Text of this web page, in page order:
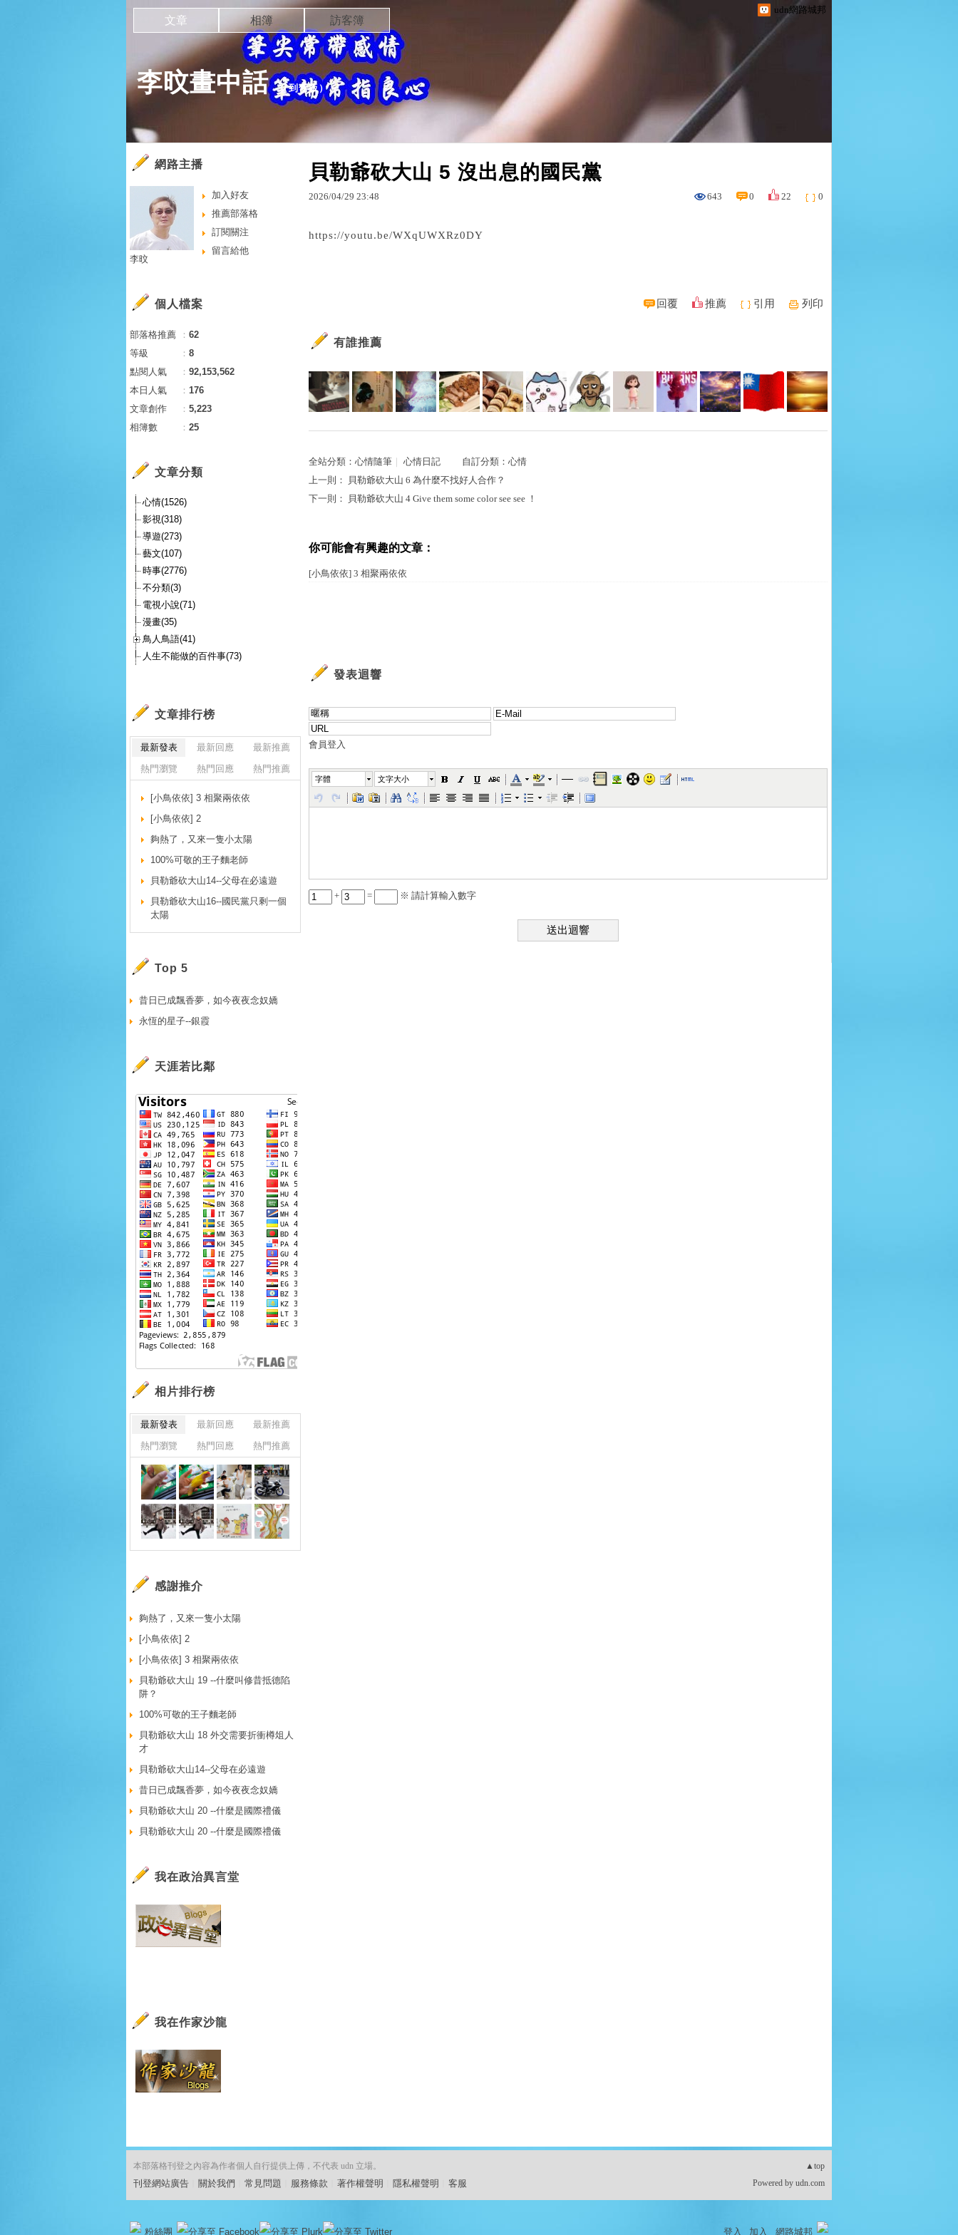
udn網路城邦
李旼畫中話（到舊版）
文章 相簿 訪客簿
貝勒爺砍大山 5 沒出息的國民黨
2026/04/29 23:48 643 0 22 0
https://youtu.be/WXqUWXRz0DY
回覆 推薦 引用 列印
有誰推薦
全站分類： 心情隨筆 心情日記 自訂分類： 心情
上一則：
貝勒爺砍大山 6 為什麼不找好人合作？
下一則：
貝勒爺砍大山 4 Give them some color see see ！
你可能會有興趣的文章：
[小鳥依依] 3 相聚兩依依
發表迴響
會員登入
字體 文字大小
+ = ※ 請計算輸入數字
送出迴響
網路主播
加入好友
推薦部落格
訂閱關注
留言給他
李旼
個人檔案
部落格推薦 ： 62
等級
： 8
點閱人氣
： 92,153,562
本日人氣
： 176
文章創作
： 5,223
相簿數
： 25
文章分類
心情(1526)
影視(318)
導遊(273)
藝文(107)
時事(2776)
不分類(3)
電視小說(71)
漫畫(35)
鳥人鳥語(41)
人生不能做的百件事(73)
文章排行榜
最新發表 最新回應
最新推薦
熱門瀏覽
熱門回應 熱門推薦
[小鳥依依] 3 相聚兩依依
[小鳥依依] 2
夠熱了，又來一隻小太陽
100%可敬的王子麵老師
貝勒爺砍大山14--父母在必遠遊
貝勒爺砍大山16--國民黨只剩一個
太陽
Top 5
昔日已成飄香夢，如今夜夜念奴嬌
永恆的星子--銀霞
天涯若比鄰
相片排行榜
最新發表 最新回應
最新推薦
熱門瀏覽
熱門回應 熱門推薦
感謝推介
夠熱了，又來一隻小太陽
[小鳥依依] 2
[小鳥依依] 3 相聚兩依依
貝勒爺砍大山 19 --什麼叫修昔抵德陷
阱？
100%可敬的王子麵老師
貝勒爺砍大山 18 外交需要折衝樽俎人
才
貝勒爺砍大山14--父母在必遠遊
昔日已成飄香夢，如今夜夜念奴嬌
貝勒爺砍大山 20 --什麼是國際禮儀
貝勒爺砍大山 20 --什麼是國際禮儀
我在政治異言堂
我在作家沙龍
▲top
本部落格刊登之內容為作者個人自行提供上傳，不代表 udn 立場。
刊登網站廣告 關於我們 常見問題 服務條款 著作權聲明 隱私權聲明 客服 Powered by udn.com
粉絲團 登入 加入 網路城邦